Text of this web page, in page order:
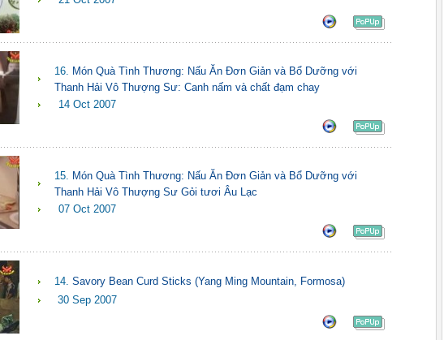
16. Món Quà Tình Thương: Nấu Ăn Ðơn Giản và Bổ Dưỡng với
Thanh Hải Vô Thượng Sư: Canh nấm và chất đạm chay
14 Oct 2007
15. Món Quà Tình Thương: Nấu Ăn Ðơn Giản và Bổ Dưỡng với
Thanh Hải Vô Thượng Sư Gỏi tươi Âu Lạc
07 Oct 2007
14. Savory Bean Curd Sticks (Yang Ming Mountain, Formosa)
30 Sep 2007